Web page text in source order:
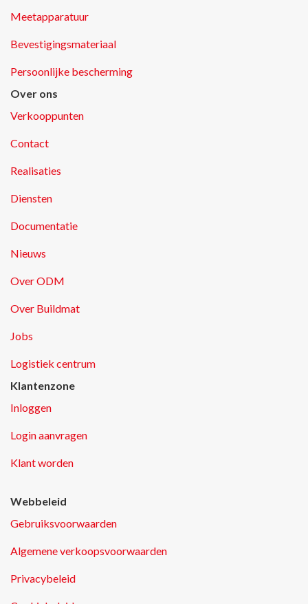
Meetapparatuur
Bevestigingsmateriaal
Persoonlijke bescherming
Over ons
Verkooppunten
Contact
Realisaties
Diensten
Documentatie
Nieuws
Over ODM
Over Buildmat
Jobs
Logistiek centrum
Klantenzone
Inloggen
Login aanvragen
Klant worden
Webbeleid
Gebruiksvoorwaarden
Algemene verkoopsvoorwaarden
Privacybeleid